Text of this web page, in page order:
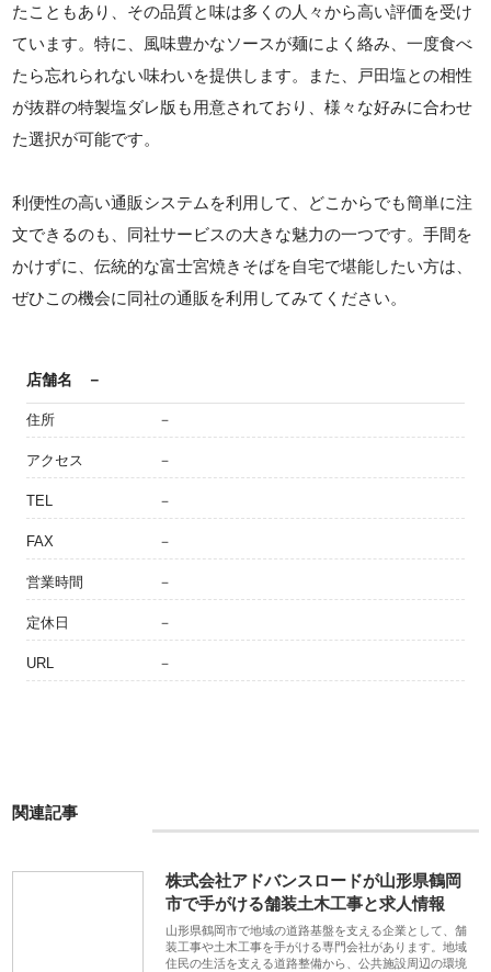
たこともあり、その品質と味は多くの人々から高い評価を受け
ています。特に、風味豊かなソースが麺によく絡み、一度食べ
たら忘れられない味わいを提供します。また、戸田塩との相性
が抜群の特製塩ダレ版も用意されており、様々な好みに合わせ
た選択が可能です。
利便性の高い通販システムを利用して、どこからでも簡単に注
文できるのも、同社サービスの大きな魅力の一つです。手間を
かけずに、伝統的な富士宮焼きそばを自宅で堪能したい方は、
ぜひこの機会に同社の通販を利用してみてください。
店舗名 －
住所 －
アクセス －
TEL －
FAX －
営業時間 －
定休日 －
URL －
関連記事
株式会社アドバンスロードが山形県鶴岡
市で手がける舗装土木工事と求人情報
山形県鶴岡市で地域の道路基盤を支える企業として、舗
装工事や土木工事を手がける専門会社があります。地域
住民の生活を支える道路整備から、公共施設周辺の環境